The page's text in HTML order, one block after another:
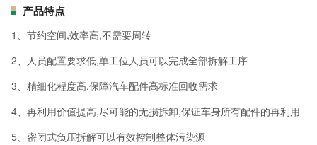
产品特点
1、节约空间,效率高,不需要周转
2、人员配置要求低,单工位人员可以完成全部拆解工序
3、精细化程度高,保障汽车配件高标准回收需求
4、再利用价值提高,尽可能的无损拆卸,保证车身所有配件的再利用
5、密闭式负压拆解可以有效控制整体污染源